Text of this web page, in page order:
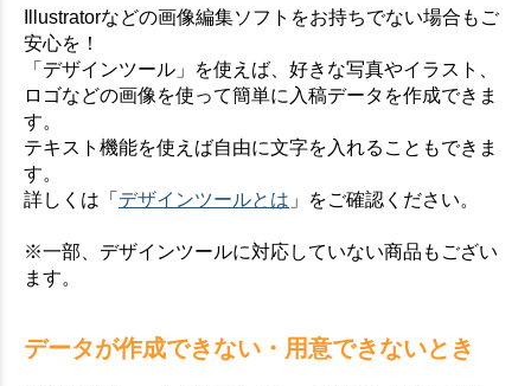
Illustratorなどの画像編集ソフトをお持ちでない場合もご
安心を！
「デザインツール」を使えば、好きな写真やイラスト、
ロゴなどの画像を使って簡単に入稿データを作成できま
す。
テキスト機能を使えば自由に文字を入れることもできま
す。
詳しくは「 デザインツールとは 」をご確認ください。
※一部、デザインツールに対応していない商品もござい
ます。
データが作成できない・用意できないとき